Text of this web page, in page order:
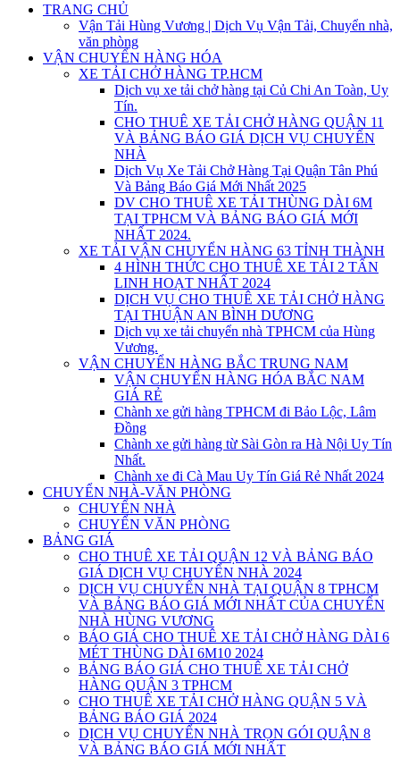
TRANG CHỦ
Vận Tải Hùng Vương | Dịch Vụ Vận Tải, Chuyển nhà,
văn phòng
VẬN CHUYỂN HÀNG HÓA
XE TẢI CHỞ HÀNG TP.HCM
Dịch vụ xe tải chở hàng tại Củ Chi An Toàn, Uy
Tín.
CHO THUÊ XE TẢI CHỞ HÀNG QUẬN 11
VÀ BẢNG BÁO GIÁ DỊCH VỤ CHUYỂN
NHÀ
Dịch Vụ Xe Tải Chở Hàng Tại Quận Tân Phú
Và Bảng Báo Giá Mới Nhất 2025
DV CHO THUÊ XE TẢI THÙNG DÀI 6M
TẠI TPHCM VÀ BẢNG BÁO GIÁ MỚI
NHẤT 2024.
XE TẢI VẬN CHUYỂN HÀNG 63 TỈNH THÀNH
4 HÌNH THỨC CHO THUÊ XE TẢI 2 TẤN
LINH HOẠT NHẤT 2024
DỊCH VỤ CHO THUÊ XE TẢI CHỞ HÀNG
TẠI THUẬN AN BÌNH DƯƠNG
Dịch vụ xe tải chuyển nhà TPHCM của Hùng
Vương.
VẬN CHUYỂN HÀNG BẮC TRUNG NAM
VẬN CHUYỂN HÀNG HÓA BẮC NAM
GIÁ RẺ
Chành xe gửi hàng TPHCM đi Bảo Lộc, Lâm
Đồng
Chành xe gửi hàng từ Sài Gòn ra Hà Nội Uy Tín
Nhất.
Chành xe đi Cà Mau Uy Tín Giá Rẻ Nhất 2024
CHUYỂN NHÀ-VĂN PHÒNG
CHUYỂN NHÀ
CHUYỂN VĂN PHÒNG
BẢNG GIÁ
CHO THUÊ XE TẢI QUẬN 12 VÀ BẢNG BÁO
GIÁ DỊCH VỤ CHUYỂN NHÀ 2024
DỊCH VỤ CHUYỂN NHÀ TẠI QUẬN 8 TPHCM
VÀ BẢNG BÁO GIÁ MỚI NHẤT CỦA CHUYỂN
NHÀ HÙNG VƯƠNG
BÁO GIÁ CHO THUÊ XE TẢI CHỞ HÀNG DÀI 6
MÉT THÙNG DÀI 6M10 2024
BẢNG BÁO GIÁ CHO THUÊ XE TẢI CHỞ
HÀNG QUẬN 3 TPHCM
CHO THUÊ XE TẢI CHỞ HÀNG QUẬN 5 VÀ
BẢNG BÁO GIÁ 2024
DỊCH VỤ CHUYỂN NHÀ TRỌN GÓI QUẬN 8
VÀ BẢNG BÁO GIÁ MỚI NHẤT